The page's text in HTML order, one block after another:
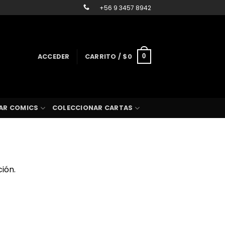
+56 9 3457 8942
ACCEDER CARRITO / $0 0
COMICS COLECCIONAR CARTAS